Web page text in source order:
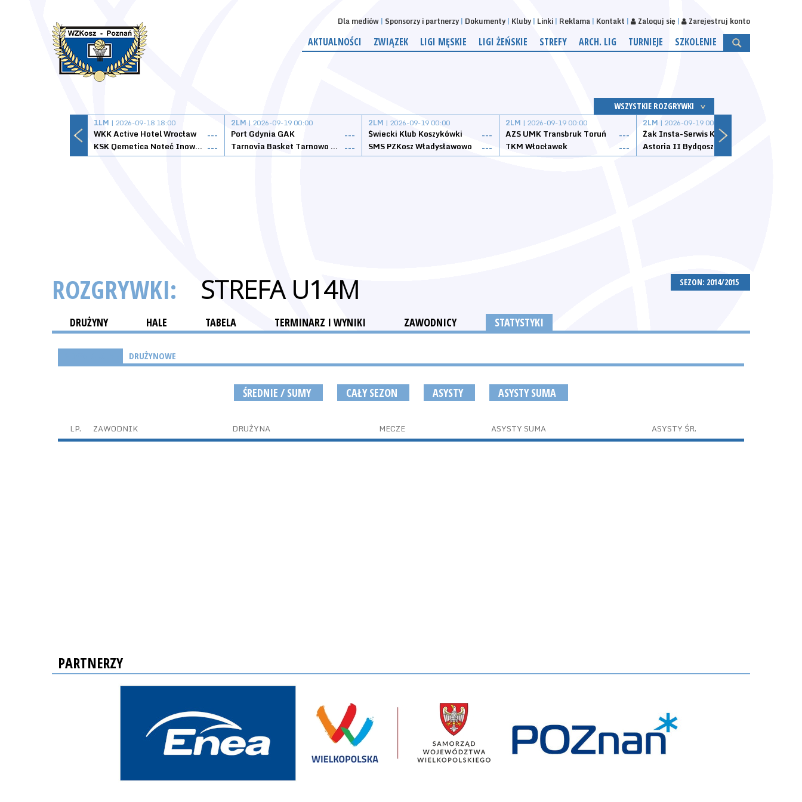
Dla mediów Sponsorzy i partnerzy Dokumenty Kluby Linki Reklama Kontakt Zaloguj się Zarejestruj konto
AKTUALNOŚCI ZWIĄZEK LIGI MĘSKIE LIGI ŻEŃSKIE STREFY ARCH. LIG TURNIEJE SZKOLENIE
WSZYSTKIE ROZGRYWKI
1LM | 2026-09-18 18:00
WKK Active Hotel Wrocław
---
KSK Qemetica Noteć Inowrocław ---
2LM | 2026-09-19 00:00
Port Gdynia GAK
---
Tarnovia Basket Tarnowo Podgórne ---
2LM | 2026-09-19 00:00
Świecki Klub Koszykówki
---
SMS PZKosz Władysławowo
---
2LM | 2026-09-19 00:00
AZS UMK Transbruk Toruń
---
TKM Włocławek
---
2LM | 2026-09-19 00:00
Żak Insta-Serwis Koszalin
Astoria II Bydgoszcz
SEZON: 2014/2015
ROZGRYWKI: STREFA U14M
DRUŻYNY HALE TABELA TERMINARZ I WYNIKI ZAWODNICY STATYSTYKI
DRUŻYNOWE
ŚREDNIE / SUMY CAŁY SEZON ASYSTY ASYSTY SUMA
LP. ZAWODNIK DRUŻYNA MECZE ASYSTY SUMA ASYSTY ŚR.
PARTNERZY